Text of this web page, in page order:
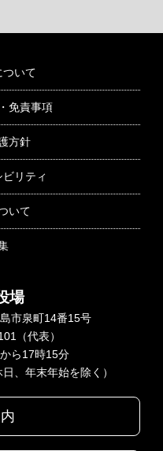
ついて
免責事項
方針
リティ
いて
場
市泉町14番15号
（代表）
ら17時15分
、年末年始を除く）